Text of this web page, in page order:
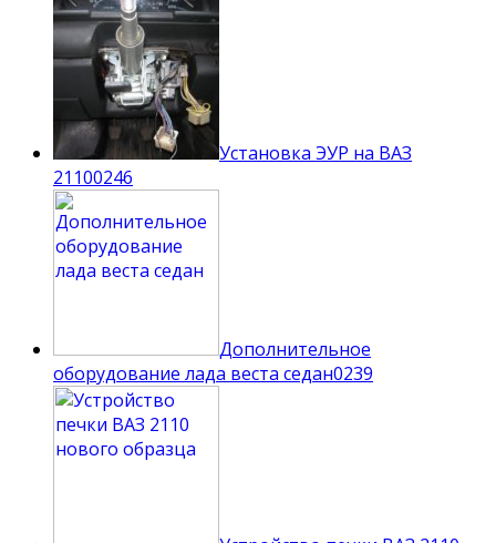
Установка ЭУР на ВАЗ
21100246
Дополнительное
оборудование лада веста седан0239